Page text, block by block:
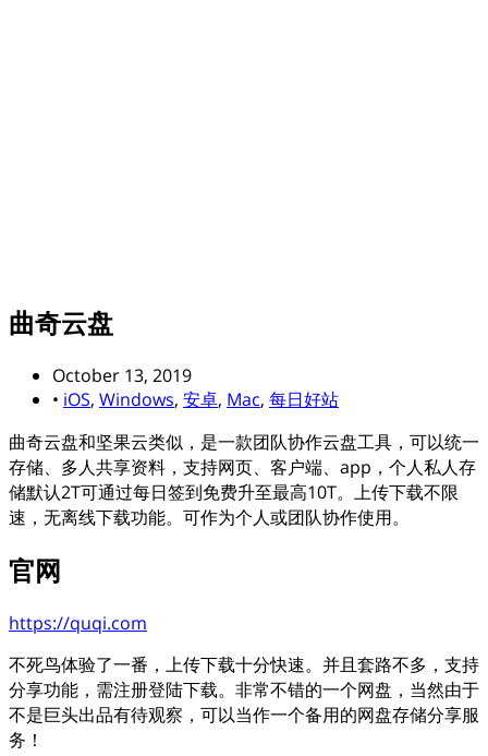
曲奇云盘
October 13, 2019
• iOS, Windows, 安卓, Mac, 每日好站
曲奇云盘和坚果云类似，是一款团队协作云盘工具，可以统一
存储、多人共享资料，支持网页、客户端、app，个人私人存
储默认2T可通过每日签到免费升至最高10T。上传下载不限
速，无离线下载功能。可作为个人或团队协作使用。
官网
https://quqi.com
不死鸟体验了一番，上传下载十分快速。并且套路不多，支持
分享功能，需注册登陆下载。非常不错的一个网盘，当然由于
不是巨头出品有待观察，可以当作一个备用的网盘存储分享服
务！